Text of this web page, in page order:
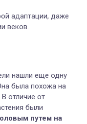
адаптации, даже
веков.
нашли еще одну
была похожа на
отличие от
были
путем на